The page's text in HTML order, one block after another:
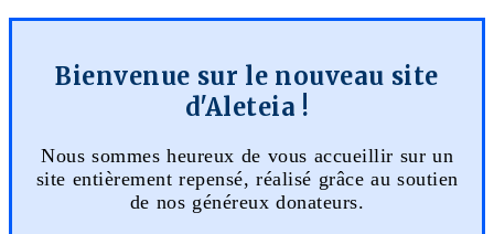
Bienvenue sur le nouveau site
d'Aleteia !
Nous sommes heureux de vous accueillir sur un
site entièrement repensé, réalisé grâce au soutien
de nos généreux donateurs.